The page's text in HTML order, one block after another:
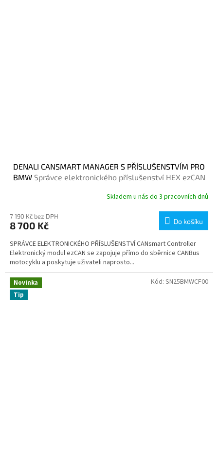
DENALI CANSMART MANAGER S PŘÍSLUŠENSTVÍM PRO
BMW Správce elektronického příslušenství HEX ezCAN
Skladem u nás do 3 pracovních dnů
7 190 Kč bez DPH
8 700 Kč Do košíku
SPRÁVCE ELEKTRONICKÉHO PŘÍSLUŠENSTVÍ CANsmart Controller
Elektronický modul ezCAN se zapojuje přímo do sběrnice CANBus
motocyklu a poskytuje uživateli naprosto...
Novinka
Tip
Kód: SN25BMWCF00